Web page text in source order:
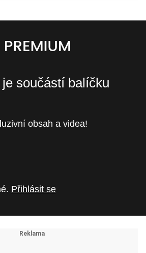
součástí balíčku
obsah a videa!
Přihlásit se